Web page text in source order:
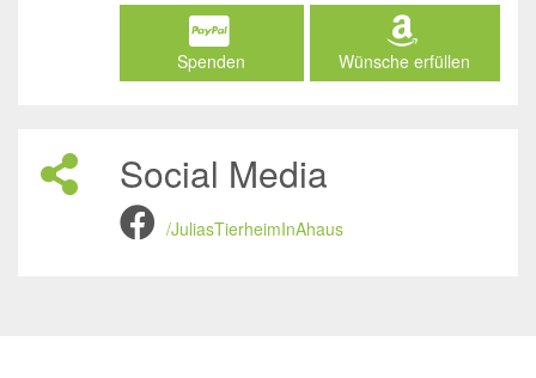
Spenden Wünsche erfüllen
Social Media
/JuliasTierheimInAhaus